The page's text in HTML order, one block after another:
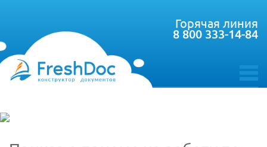
toggle
Горячая линия
8 800 333-14-84